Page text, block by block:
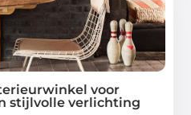
voor
stijlvolle verlichting